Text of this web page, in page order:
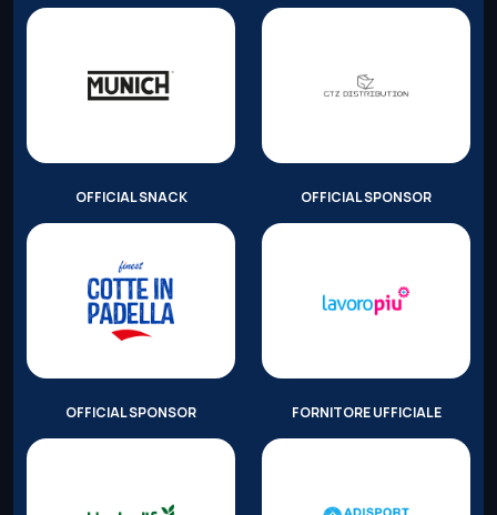
OFFICIAL SNACK OFFICIAL SPONSOR
OFFICIAL SPONSOR FORNITORE UFFICIALE